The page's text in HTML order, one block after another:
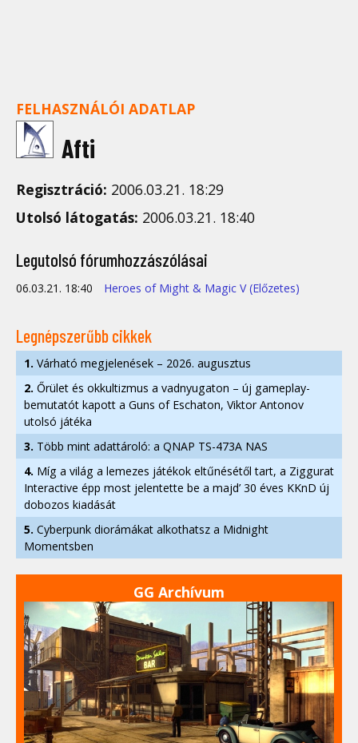
FELHASZNÁLÓI ADATLAP
Afti
Regisztráció: 2006.03.21. 18:29
Utolsó látogatás: 2006.03.21. 18:40
Legutolsó fórumhozzászólásai
06.03.21. 18:40 Heroes of Might & Magic V (Előzetes)
Legnépszerűbb cikkek
1. Várható megjelenések – 2026. augusztus
2. Őrület és okkultizmus a vadnyugaton – új gameplay-
bemutatót kapott a Guns of Eschaton, Viktor Antonov
utolsó játéka
3. Több mint adattároló: a QNAP TS-473A NAS
4. Míg a világ a lemezes játékok eltűnésétől tart, a Ziggurat
Interactive épp most jelentette be a majd’ 30 éves KKnD új
dobozos kiadását
5. Cyberpunk diorámákat alkothatsz a Midnight
Momentsben
GG Archívum